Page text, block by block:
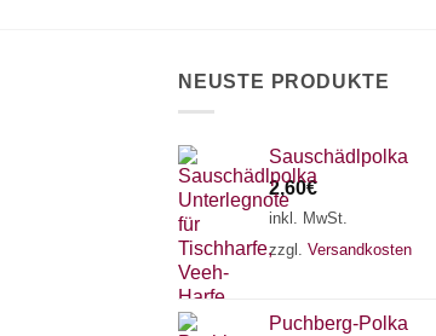
Produktseite
gewählt
NEUSTE PRODUKTE
Sauschädlpolka
2,60€
inkl. MwSt.
zzgl. Versandkosten
Puchberg-Polka